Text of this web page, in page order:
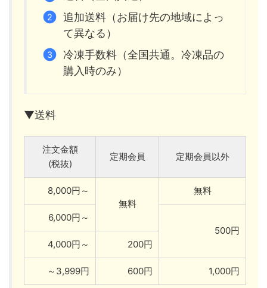
追加送料（お届け先の地域によっ
て異なる）
冷凍手数料（全国共通。冷凍品の
購入時のみ）
▼送料
注文金額
(税抜)
定期会員 定期会員以外
8,000円～
無料
無料
6,000円～
500円
4,000円～
200円
～3,999円 600円 1,000円